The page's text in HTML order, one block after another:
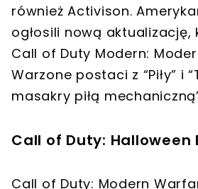
również Activison.
ogłosili nową
Call of Duty Modern:
Warzone postaci z “Piły” i
masakry piłą
Call of Duty: Halloween
Call of Duty: Modern